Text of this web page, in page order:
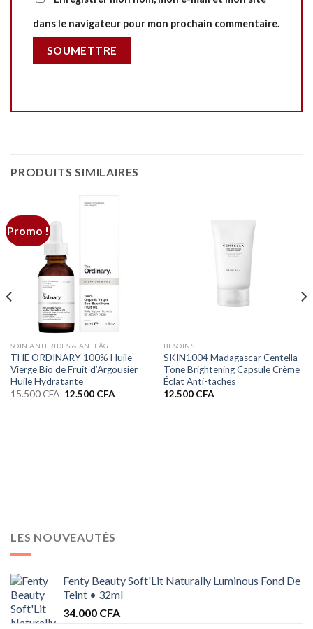
dans le navigateur pour mon prochain commentaire.
PRODUITS SIMILAIRES
Promo !
SOIN ANTI RIDES & ANTI ÂGE
THE ORDINARY 100% Huile
Vierge Bio de Fruit d’Argousier
Huile Hydratante
15.500CFA Le
12.500 CFALe
BESOINS
SKIN1004 Madagascar Centella
Tone Brightening Capsule Crème
Éclat Anti-taches
12.500 CFA
LES NOUVEAUTÉS
Fenty Beauty Soft'Lit Naturally Luminous Fond De
Teint • 32ml
34.000 CFA